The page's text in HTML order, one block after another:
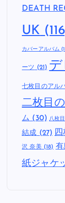
DEATH
UK
カバーアルバム
ーツ (21)
七枚目のアル
二枚目
ム (30) 八枚
結成 (27)
沢 奈美(18) 有
紙ジャケ